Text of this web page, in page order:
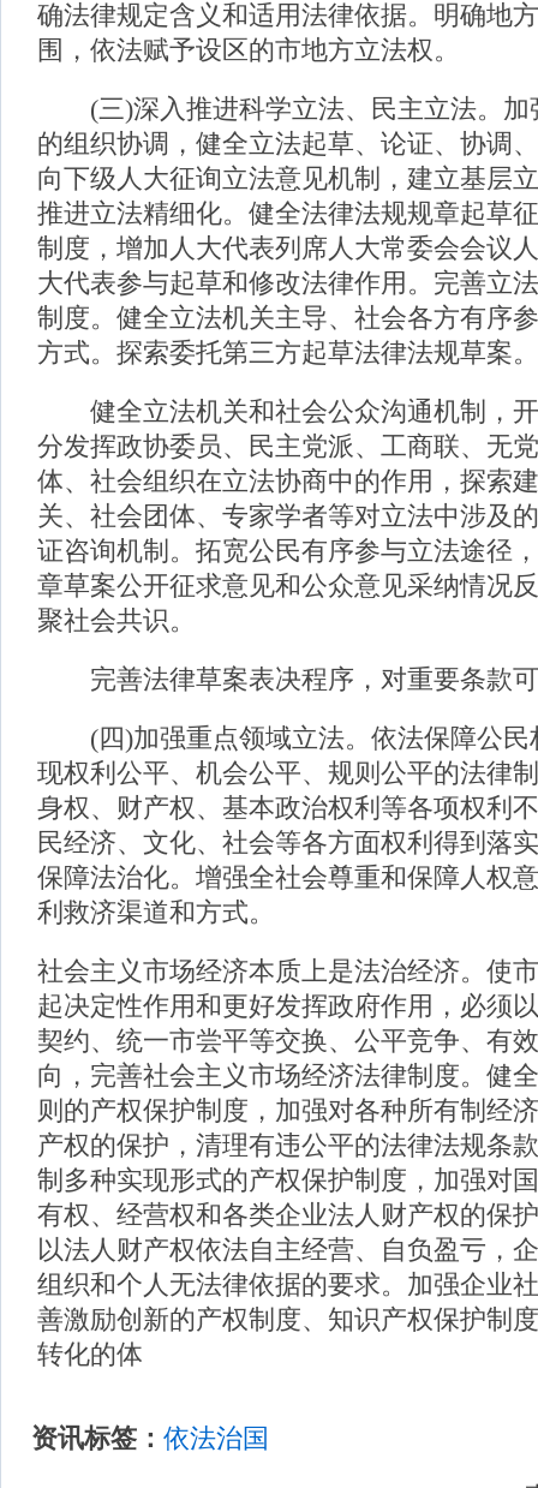
确法律规定含义和适用法律依据。明确地
围，依法赋予设区的市地方立法权。
(三)深入推进科学立法、民主立法。加
的组织协调，健全立法起草、论证、协调
向下级人大征询立法意见机制，建立基层
推进立法精细化。健全法律法规规章起草
制度，增加人大代表列席人大常委会会议
大代表参与起草和修改法律作用。完善立
制度。健全立法机关主导、社会各方有序
方式。探索委托第三方起草法律法规草案。
健全立法机关和社会公众沟通机制，开
分发挥政协委员、民主党派、工商联、无
体、社会组织在立法协商中的作用，探索
关、社会团体、专家学者等对立法中涉及
证咨询机制。拓宽公民有序参与立法途径
章草案公开征求意见和公众意见采纳情况
聚社会共识。
完善法律草案表决程序，对重要条款可
(四)加强重点领域立法。依法保障公民
现权利公平、机会公平、规则公平的法律
身权、财产权、基本政治权利等各项权利
民经济、文化、社会等各方面权利得到落
保障法治化。增强全社会尊重和保障人权
利救济渠道和方式。
社会主义市场经济本质上是法治经济。使
起决定性作用和更好发挥政府作用，必须
契约、统一市尝平等交换、公平竞争、有
向，完善社会主义市场经济法律制度。健
则的产权保护制度，加强对各种所有制经
产权的保护，清理有违公平的法律法规条
制多种实现形式的产权保护制度，加强对
有权、经营权和各类企业法人财产权的保
以法人财产权依法自主经营、自负盈亏，
组织和个人无法律依据的要求。加强企业
善激励创新的产权制度、知识产权保护制
转化的体
资讯标签： 依法治国